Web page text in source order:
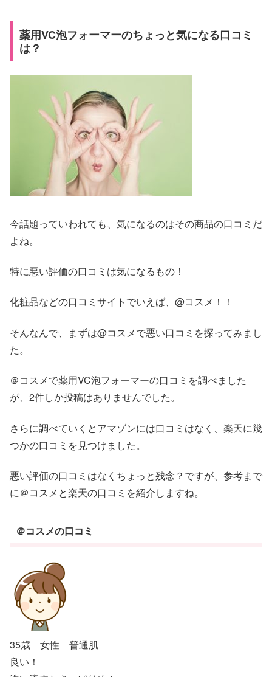
薬用VC泡フォーマーのちょっと気になる口コミ
は？
今話題っていわれても、気になるのはその商品の口コミだ
よね。
特に悪い評価の口コミは気になるもの！
化粧品などの口コミサイトでいえば、@コスメ！！
そんなんで、まずは@コスメで悪い口コミを探ってみまし
た。
＠コスメで薬用VC泡フォーマーの口コミを調べました
が、2件しか投稿はありませんでした。
さらに調べていくとアマゾンには口コミはなく、楽天に幾
つかの口コミを見つけました。
悪い評価の口コミはなくちょっと残念？ですが、参考まで
に＠コスメと楽天の口コミを紹介しますね。
＠コスメの口コミ
35歳 女性 普通肌
良い！